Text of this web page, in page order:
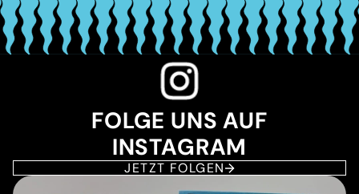
FOLGE UNS AUF
INSTAGRAM
JETZT FOLGEN